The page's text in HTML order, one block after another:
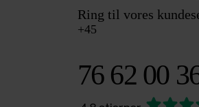
Ring til vores
+45
76 62 00